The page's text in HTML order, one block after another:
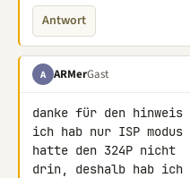
Antwort
A ARMerGast
danke für den hinweis
ich hab nur ISP
hatte den 324P nicht
drin, deshalb hab ich